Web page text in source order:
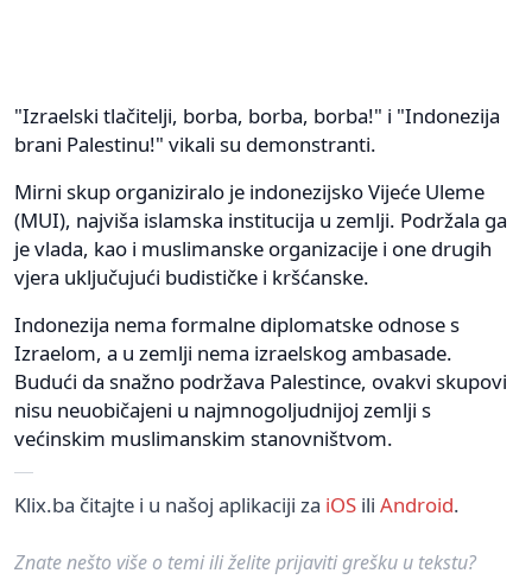
"Izraelski tlačitelji, borba, borba, borba!" i "Indonezija
brani Palestinu!" vikali su demonstranti.
Mirni skup organiziralo je indonezijsko Vijeće Uleme
(MUI), najviša islamska institucija u zemlji. Podržala ga
je vlada, kao i muslimanske organizacije i one drugih
vjera uključujući budističke i kršćanske.
Indonezija nema formalne diplomatske odnose s
Izraelom, a u zemlji nema izraelskog ambasade.
Budući da snažno podržava Palestince, ovakvi skupovi
nisu neuobičajeni u najmnogoljudnijoj zemlji s
većinskim muslimanskim stanovništvom.
Klix.ba čitajte i u našoj aplikaciji za iOS ili Android.
Znate nešto više o temi ili želite prijaviti grešku u tekstu?